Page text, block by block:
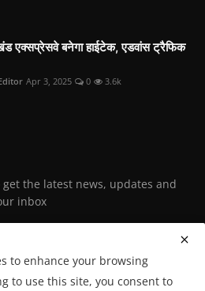
एक्सप्रेसवे बनेगा हाईटेक, एडवांस ट्रैफिक
Apr 3, 2025 0 3.6k
the latest news, updates and
inbox
Subscribe
to enhance your browsing
to use this site, you consent to